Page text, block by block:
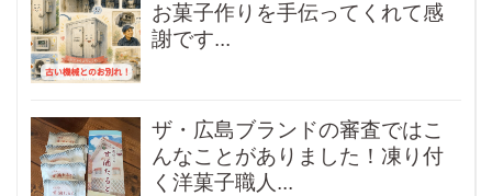
お菓子作りを手伝ってくれて感
謝です...
ザ・広島ブランドの審査ではこ
んなことがありました！凍り付
く洋菓子職人...